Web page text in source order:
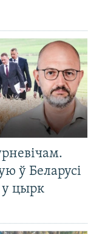
ў Беларусі
у цырк